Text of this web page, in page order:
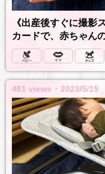
《出産後すぐに撮
カードで、赤ちゃん
481 views ･ 2023/5/15